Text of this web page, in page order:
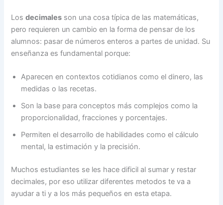
Losdecimales son una cosa típica de las matemáticas,
pero requieren un cambio en la forma de pensar de los
alumnos: pasar de números enteros a partes de unidad. Su
enseñanza es fundamental porque:
Aparecen en contextos cotidianos como el dinero, las
medidas o las recetas.
Son la base para conceptos más complejos como la
proporcionalidad, fracciones y porcentajes.
Permiten el desarrollo de habilidades como el cálculo
mental, la estimación y la precisión.
Muchos estudiantes se les hace dificil al sumar y restar
decimales, por eso utilizar diferentes metodos te va a
ayudar a ti y a los más pequeños en esta etapa.